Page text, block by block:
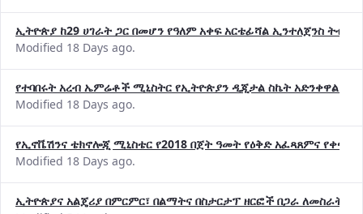
ኢትዮጵያ ከ29 ሀገራት ጋር በመሆን የዓለም አቀፍ አርቴፊሻል ኢንተለጀንስ
Modified 18 Days ago.
የተባበሩት አረብ ኤምሬቶች ሚኒስትር የኢትዮጵያን ዲጂታል ስኬት አድንቀዋል
Modified 18 Days ago.
የኢኖቬሽንና ቴክኖሎጂ ሚኒስቴር የ2018 በጀት ዓመት የዕቅድ አፈጻጸምና
Modified 18 Days ago.
ኢትዮጵያና አልጄሪያ በምርምር፣ በልማትና በስታርታፕ ዘርፎች በጋራ ለመስራት